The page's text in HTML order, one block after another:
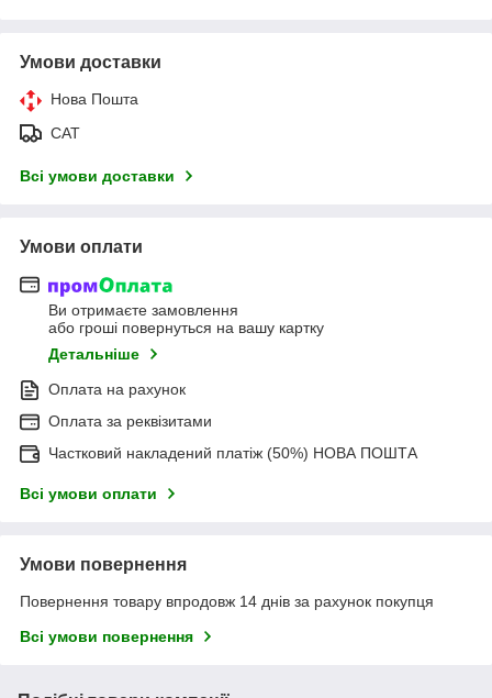
Умови доставки
Нова Пошта
САТ
Всі умови доставки
Умови оплати
Ви отримаєте замовлення
або гроші повернуться на вашу картку
Детальніше
Оплата на рахунок
Оплата за реквізитами
Частковий накладений платіж (50%) НОВА ПОШТА
Всі умови оплати
Умови повернення
Повернення товару впродовж 14 днів за рахунок покупця
Всі умови повернення